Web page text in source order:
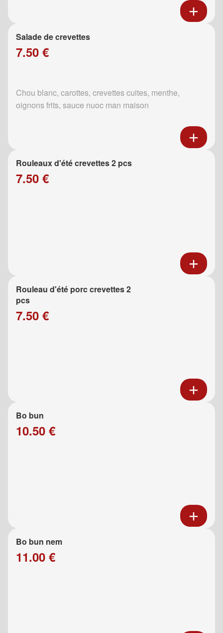
Salade de crevettes
7.50 €
Chou blanc, carottes, crevettes cuites, menthe,
oignons frits, sauce nuoc man maison
Rouleaux d'été crevettes 2 pcs
7.50 €
Rouleau d'été porc crevettes 2
pcs
7.50 €
Bo bun
10.50 €
Bo bun nem
11.00 €